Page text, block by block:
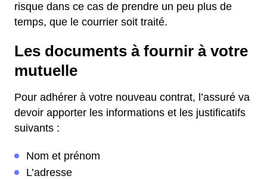
risque dans ce cas de prendre un peu plus de
temps, que le courrier soit traité.
Les documents à fournir à votre
mutuelle
Pour adhérer à votre nouveau contrat, l’assuré va
devoir apporter les informations et les justificatifs
suivants :
Nom et prénom
L’adresse